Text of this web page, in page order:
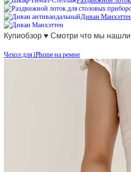
Диван
Купиобзор ♥ Смотри что мы
Чехол для iPhone на ремне